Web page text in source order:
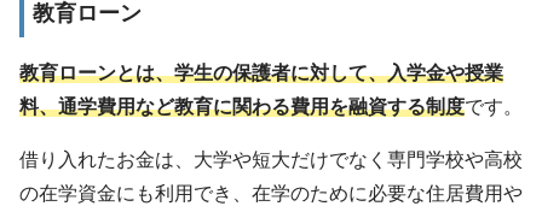
教育ローン
教育ローンとは、学生の保護者に対して、入学金や授業
料、通学費用など教育に関わる費用を融資する制度です。
借り入れたお金は、大学や短大だけでなく専門学校や高校
の在学資金にも利用でき、在学のために必要な住居費用や